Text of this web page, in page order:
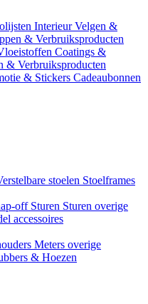
InterieurVelgen &
& Verbruiksproducten
Coatings &
& Verbruiksproducten
& Stickers Cadeaubonnen
stoelen Stoelframes
off Sturen Sturen overige
accessoires
Meters overige
& Hoezen